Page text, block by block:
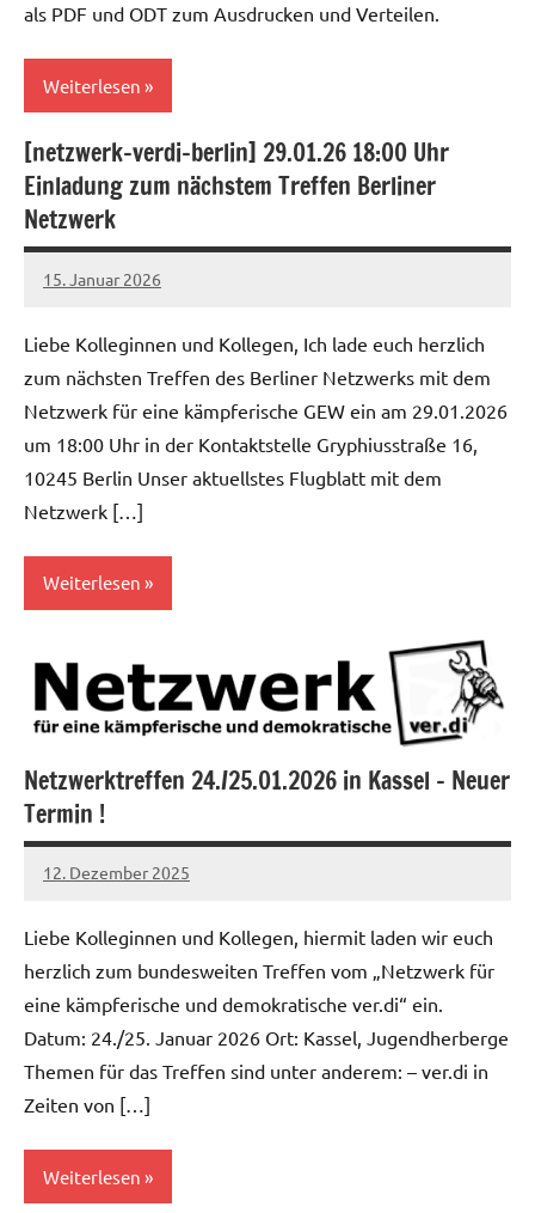
als PDF und ODT zum Ausdrucken und Verteilen.
Weiterlesen
Allgemein
[netzwerk-verdi-berlin] 29.01.26 18:00 Uhr
Einladung zum nächstem Treffen Berliner
Netzwerk
15. Januar 2026
alexander
Liebe Kolleginnen und Kollegen, Ich lade euch herzlich
zum nächsten Treffen des Berliner Netzwerks mit dem
Netzwerk für eine kämpferische GEW ein am 29.01.2026
um 18:00 Uhr in der Kontaktstelle Gryphiusstraße 16,
10245 Berlin Unser aktuellstes Flugblatt mit dem
Netzwerk […]
Weiterlesen
Netzwerktreffen 24./25.01.2026 in Kassel – Neuer
Termin !
12. Dezember 2025
alexander
Liebe Kolleginnen und Kollegen, hiermit laden wir euch
herzlich zum bundesweiten Treffen vom „Netzwerk für
eine kämpferische und demokratische ver.di“ ein.
Datum: 24./25. Januar 2026 Ort: Kassel, Jugendherberge
Themen für das Treffen sind unter anderem: – ver.di in
Zeiten von […]
Weiterlesen